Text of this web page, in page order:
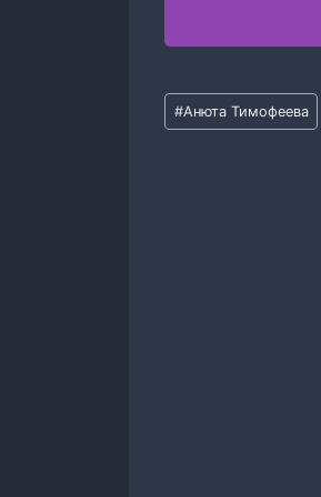
Метки
записи:
#Анюта Тимофеева